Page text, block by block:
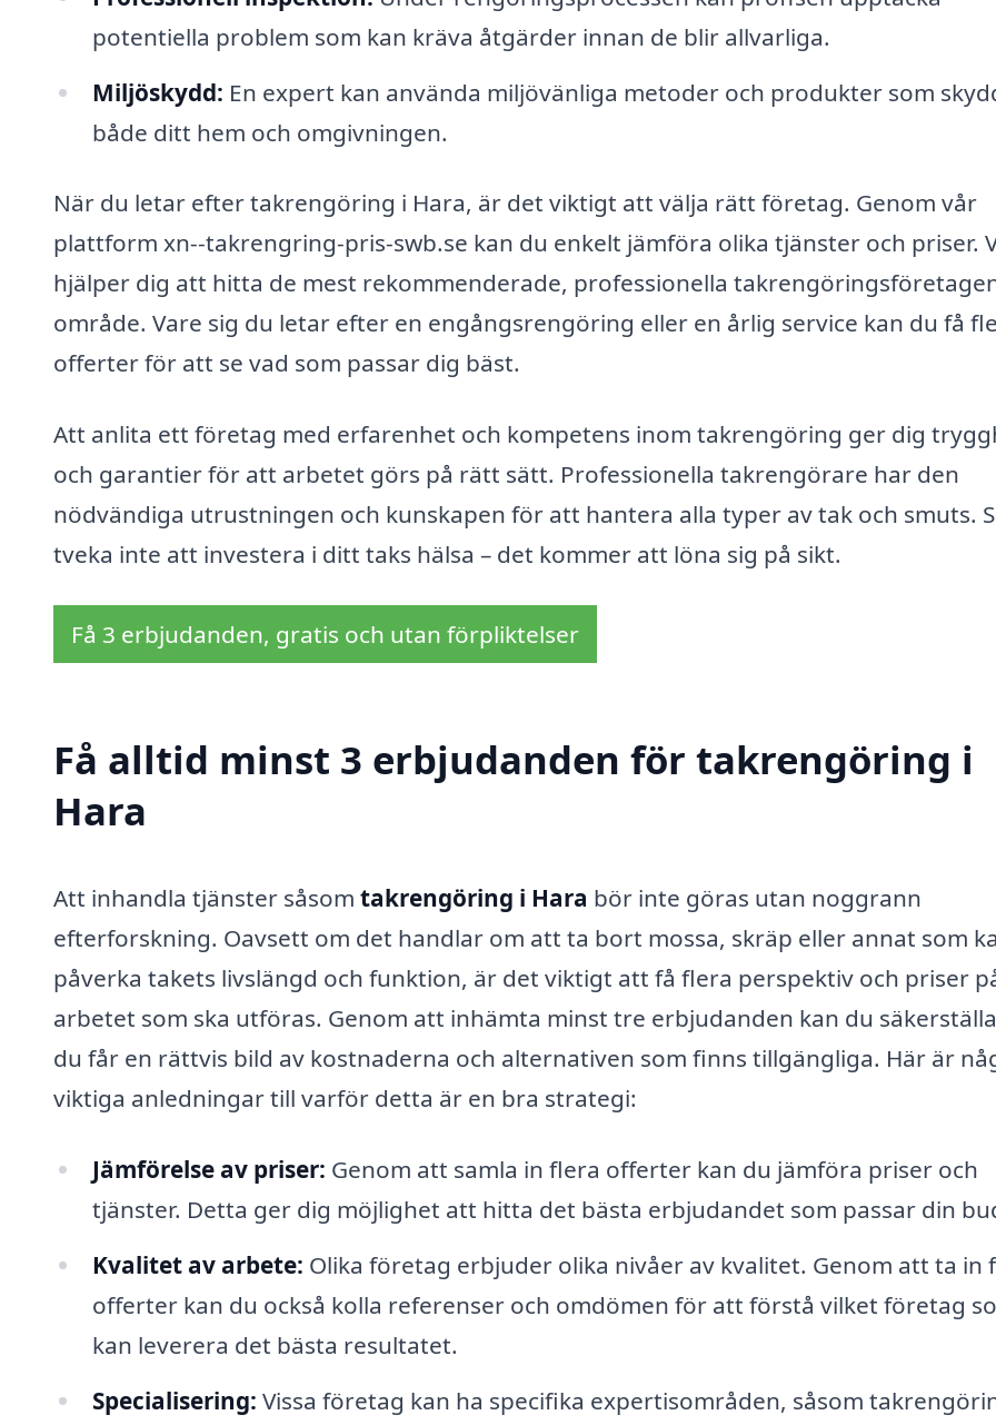
potentiella problem som kan kräva åtgärder innan de blir allvarliga.
Miljöskydd: En expert kan använda miljövänliga metoder och produkter som
både ditt hem och omgivningen.
När du letar efter takrengöring i Hara, är det viktigt att välja rätt företag. Genom vår
plattform xn--takrengring-pris-swb.se kan du enkelt jämföra olika tjänster och priser.
hjälper dig att hitta de mest rekommenderade, professionella
område. Vare sig du letar efter en engångsrengöring eller en årlig service kan du få
offerter för att se vad som passar dig bäst.
Att anlita ett företag med erfarenhet och kompetens inom takrengöring ger dig
och garantier för att arbetet görs på rätt sätt. Professionella takrengörare har den
nödvändiga utrustningen och kunskapen för att hantera alla typer av tak och smuts.
tveka inte att investera i ditt taks hälsa – det kommer att löna sig på sikt.
Få 3 erbjudanden, gratis och utan förpliktelser
Få alltid minst 3 erbjudanden för takrengöring i
Hara
Att inhandla tjänster såsom takrengöring i Hara bör inte göras utan noggrann
efterforskning. Oavsett om det handlar om att ta bort mossa, skräp eller annat som
påverka takets livslängd och funktion, är det viktigt att få flera perspektiv och priser
arbetet som ska utföras. Genom att inhämta minst tre erbjudanden kan du
du får en rättvis bild av kostnaderna och alternativen som finns tillgängliga. Här är
viktiga anledningar till varför detta är en bra strategi:
Jämförelse av priser: Genom att samla in flera offerter kan du jämföra priser och
tjänster. Detta ger dig möjlighet att hitta det bästa erbjudandet som passar din
Kvalitet av arbete: Olika företag erbjuder olika nivåer av kvalitet. Genom att ta in
offerter kan du också kolla referenser och omdömen för att förstå vilket företag
kan leverera det bästa resultatet.
Specialisering: Vissa företag kan ha specifika expertisområden, såsom